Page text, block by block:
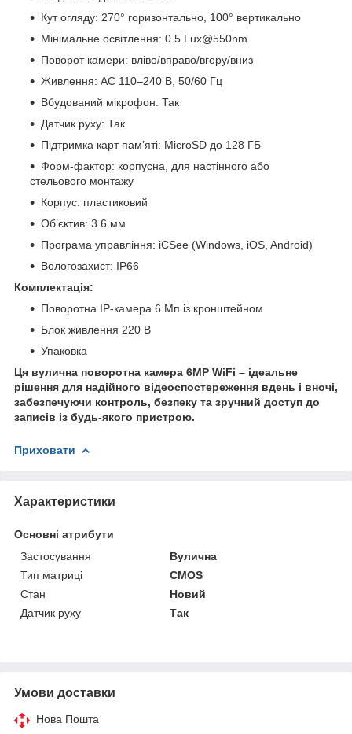
Кут огляду: 270° горизонтально, 100° вертикально
Мінімальне освітлення: 0.5 Lux@550nm
Поворот камери: вліво/вправо/вгору/вниз
Живлення: AC 110–240 В, 50/60 Гц
Вбудований мікрофон: Так
Датчик руху: Так
Підтримка карт пам’яті: MicroSD до 128 ГБ
Форм-фактор: корпусна, для настінного або
стельового монтажу
Корпус: пластиковий
Об’єктив: 3.6 мм
Програма управління: iCSee (Windows, iOS, Android)
Вологозахист: IP66
Комплектація:
Поворотна IP-камера 6 Мп із кронштейном
Блок живлення 220 В
Упаковка
Ця вулична поворотна камера 6MP WiFi – ідеальне
рішення для надійного відеоспостереження вдень і вночі,
забезпечуючи контроль, безпеку та зручний доступ до
записів із будь-якого пристрою.
Приховати
Характеристики
Основні атрибути
Застосування
Вулична
Тип матриці
CMOS
Стан
Новий
Датчик руху
Так
Умови доставки
Нова Пошта